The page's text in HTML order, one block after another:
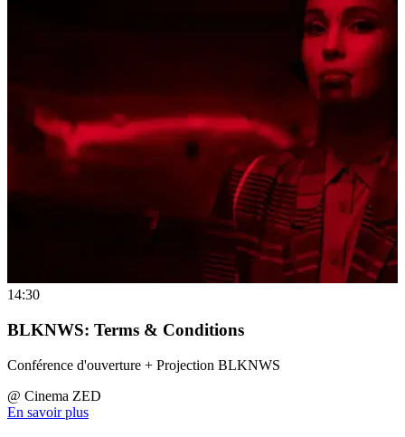
14:30
BLKNWS: Terms & Conditions
Conférence d'ouverture + Projection BLKNWS
@ Cinema ZED
En savoir plus